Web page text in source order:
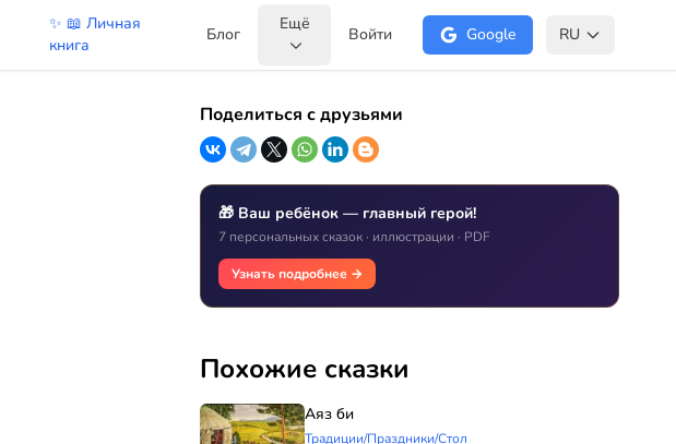
✨ 📖 Личная
книга
Блог
Ещё
Войти Google RU
Поделиться с друзьями
🎁 Ваш ребёнок — главный герой!
7 персональных сказок · иллюстрации · PDF
Узнать подробнее →
Похожие сказки
Аяз би
Традиции/Праздники/Стол